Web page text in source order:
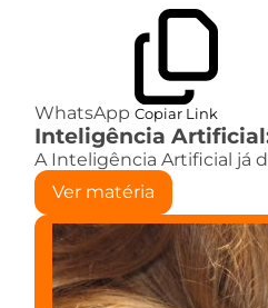
WhatsApp Copiar Link
Inteligência
A Inteligência Artificial já
Ver matéria